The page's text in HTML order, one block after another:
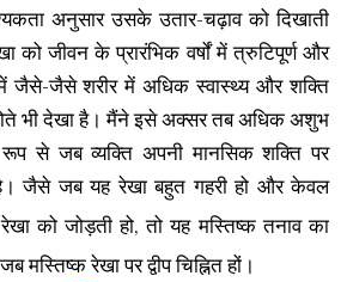
अनुसार उसके उतार-चढ़ाव को दिखाती
को जीवन के प्रारंभिक वर्षों में त्रुटिपूर्ण और
जैसे-जैसे शरीर में अधिक स्वास्थ्य और शक्ति
भी देखा है। मैंने इसे अक्सर तब अधिक अशुभ
से जब व्यक्ति अपनी मानसिक शक्ति पर
जैसे जब यह रेखा बहुत गहरी हो और केवल
को जोड़ती हो, तो यह मस्तिष्क तनाव का
रेखा पर द्वीप चिह्नित हों।